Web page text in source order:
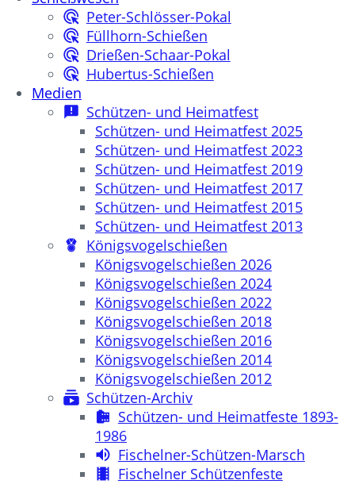
Peter-Schlösser-Pokal
Füllhorn-Schießen
Drießen-Schaar-Pokal
Hubertus-Schießen
Medien
Schützen- und Heimatfest
Schützen- und Heimatfest 2025
Schützen- und Heimatfest 2023
Schützen- und Heimatfest 2019
Schützen- und Heimatfest 2017
Schützen- und Heimatfest 2015
Schützen- und Heimatfest 2013
Königsvogelschießen
Königsvogelschießen 2026
Königsvogelschießen 2024
Königsvogelschießen 2022
Königsvogelschießen 2018
Königsvogelschießen 2016
Königsvogelschießen 2014
Königsvogelschießen 2012
Schützen-Archiv
Schützen- und Heimatfeste 1893-
1986
Fischelner-Schützen-Marsch
Fischelner Schützenfeste